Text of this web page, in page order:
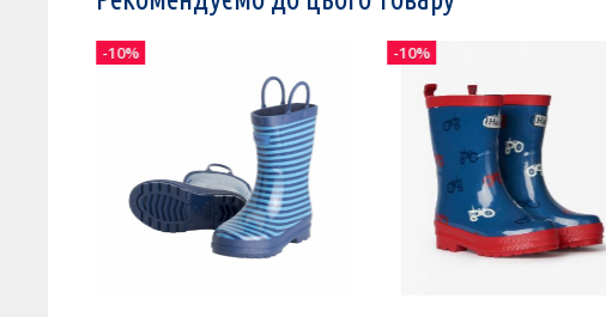
-10% -10%